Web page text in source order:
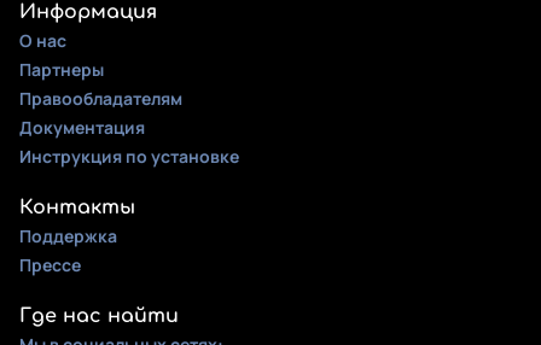
Информация
О нас
Партнеры
Правообладателям
Документация
Инструкция по установке
Контакты
Поддержка
Прессе
Где нас найти